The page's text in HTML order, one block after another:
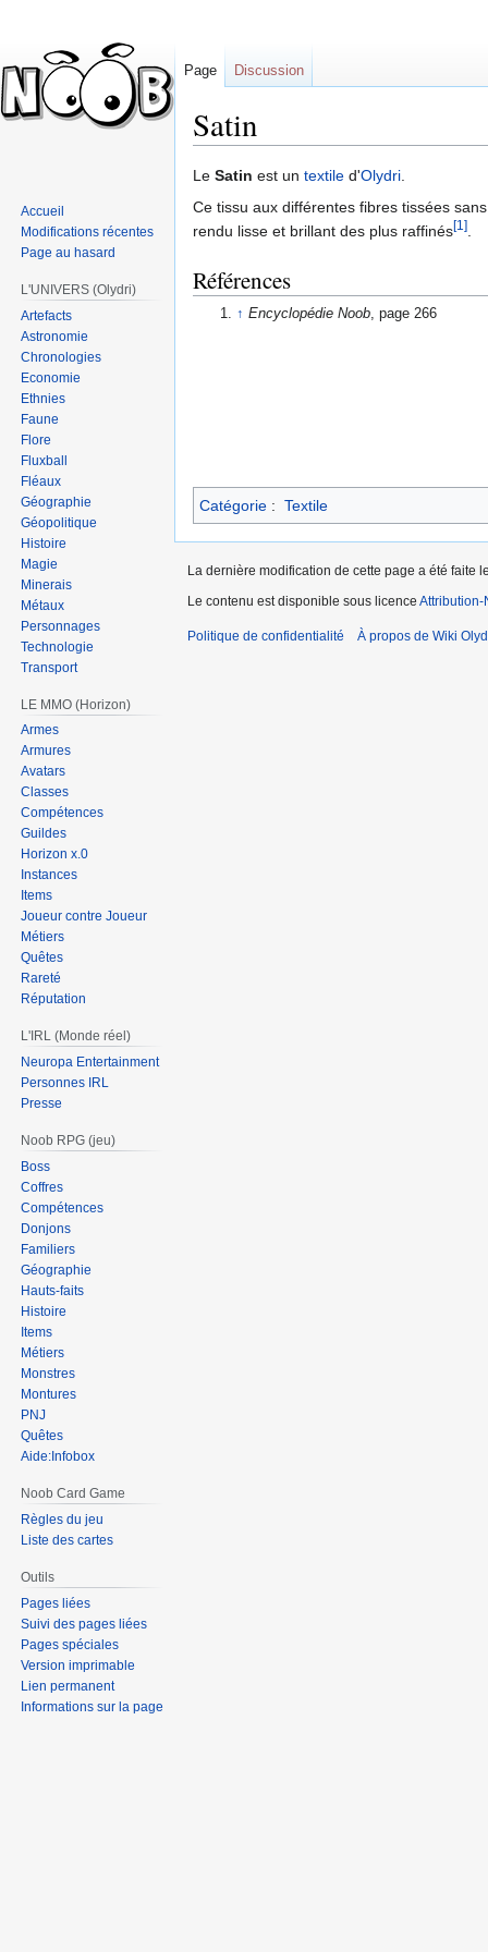
Satin
Sauter
à
Sauter
à
Le Satin est un textile d'Olydri.
Ce tissu aux différentes fibres tissées
rendu lisse et brillant des plus raffinés[1].
Références
↑ Encyclopédie Noob , page 266
Catégorie : Textile
Page Discussion
Accueil
Modifications récentes
Page au hasard
L'UNIVERS (Olydri)
Artefacts
Astronomie
Chronologies
Economie
Ethnies
Faune
Flore
Fluxball
Fléaux
Géographie
Géopolitique
Histoire
Magie
Minerais
Métaux
Personnages
Technologie
Transport
LE MMO (Horizon)
Armes
Armures
Avatars
Classes
Compétences
Guildes
Horizon x.0
Instances
Items
Joueur contre Joueur
Métiers
Quêtes
Rareté
Réputation
L'IRL (Monde réel)
Neuropa Entertainment
Personnes IRL
Presse
Noob RPG (jeu)
Boss
Coffres
Compétences
Donjons
Familiers
Géographie
Hauts-faits
Histoire
Items
Métiers
Monstres
Montures
PNJ
Quêtes
Aide:Infobox
Noob Card Game
Règles du jeu
Liste des cartes
Outils
Pages liées
Suivi des pages liées
Pages spéciales
Version imprimable
Lien permanent
Informations sur la page
La dernière modification de cette page a été faite
Le contenu est disponible sous licence Attribution-
Politique de confidentialité À propos de Wiki